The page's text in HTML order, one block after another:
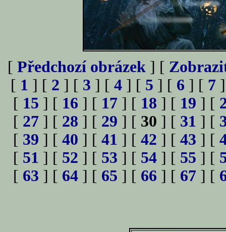
[ Předchozí obrázek ] [
[ 1 ] [ 2 ] [ 3 ] [ 4 ] [ 5 ] [ 6 ] [ 7
[ 15 ] [ 16 ] [ 17 ] [ 18 ] [ 19 ] [
[ 27 ] [ 28 ] [ 29 ] [ 30 ] [ 31 ] [
[ 39 ] [ 40 ] [ 41 ] [ 42 ] [ 43 ] [
[ 51 ] [ 52 ] [ 53 ] [ 54 ] [ 55 ] [
[ 63 ] [ 64 ] [ 65 ] [ 66 ] [ 67 ] [